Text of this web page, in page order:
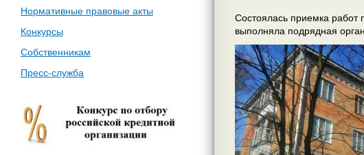
Нормативные правовые акты
Конкурсы
Собственникам
Пресс-служба
Состоялась приемка работ
выполняла подрядная